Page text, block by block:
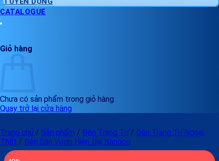
CATALOGUE
Giỏ hàng
Chưa có sản phẩm trong giỏ hàng.
Quay trở lại cửa hàng
Trang chủ / Sản phẩm / Đèn Trang Trí / Đèn Trang Trí Ngoại
Thất / Đèn Sân Vườn Hiện Đại Nanoco